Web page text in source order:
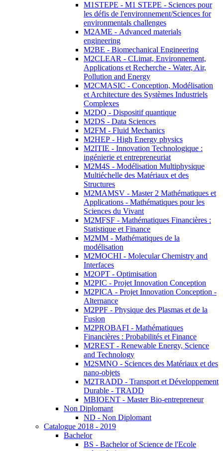
M1STEPE - M1 STEPE - Sciences pour
les défis de l'environnement/Sciences for
environmentals challenges
M2AME - Advanced materials
engineering
M2BE - Biomechanical Engineering
M2CLEAR - CLimat, Environnement,
Applications et Recherche - Water, Air,
Pollution and Energy
M2CMASIC - Conception, Modélisation
et Architecture des Systèmes Industriels
Complexes
M2DQ - Dispositif quantique
M2DS - Data Sciences
M2FM - Fluid Mechanics
M2HEP - High Energy physics
M2ITIE - Innovation Technologique :
ingénierie et entrepreneuriat
M2M4S - Modélisation Multiphysique
Multiéchelle des Matériaux et des
Structures
M2MAMSV - Master 2 Mathématiques et
Applications - Mathématiques pour les
Sciences du Vivant
M2MFSF - Mathématiques Financières :
Statistique et Finance
M2MM - Mathématiques de la
modélisation
M2MOCHI - Molecular Chemistry and
Interfaces
M2OPT - Optimisation
M2PIC - Projet Innovation Conception
M2PICA - Projet Innovation Conception -
Alternance
M2PPF - Physique des Plasmas et de la
Fusion
M2PROBAFI - Mathématiques
Financières : Probabilités et Finance
M2REST - Renewable Energy, Science
and Technology
M2SMNO - Sciences des Matériaux et des
nano-objets
M2TRADD - Transport et Développement
Durable - TRADD
MBIOENT - Master Bio-entrepreneur
Non Diplomant
ND - Non Diplomant
Catalogue 2018 - 2019
Bachelor
BS - Bachelor of Science de l'Ecole